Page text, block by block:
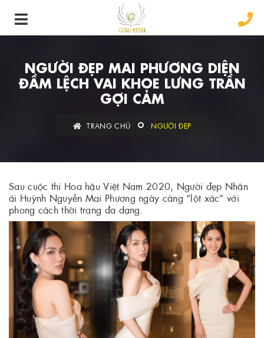
NGƯỜI ĐẸP MAI PHƯƠNG DIỆN
ĐẦM LỆCH VAI KHOE LƯNG TRẦN
GỢI CẢM
TRANG CHỦ NGƯỜI ĐẸP
Sau cuộc thi Hoa hậu Việt Nam 2020, Người đẹp Nhân
ái Huỳnh Nguyễn Mai Phương ngày càng “lột xác” với
phong cách thời trang đa dạng.